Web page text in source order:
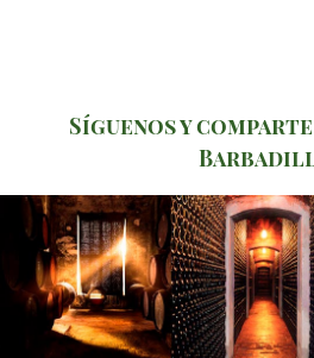
Síguenos y